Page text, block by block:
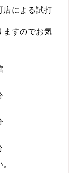
店による試打
ますのでお気